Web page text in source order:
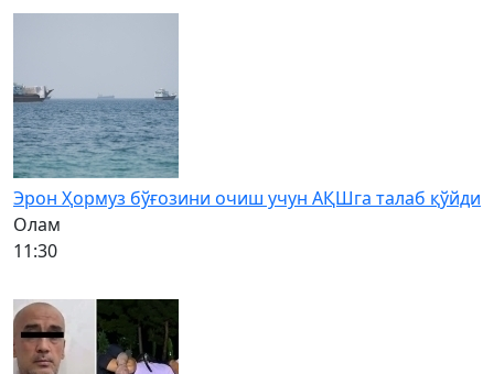
Эрон Ҳормуз бўғозини очиш учун АҚШга талаб қўйди
Олам
11:30